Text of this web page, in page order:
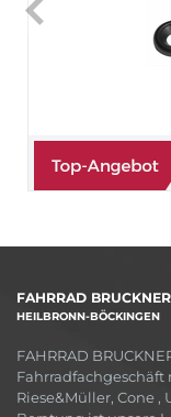
FAHRRAD BRUCKNER
HEILBRONN-BÖCKINGEN
FAHRRAD
Fahrradfachgeschäft
Riese&Müller, Cone ,